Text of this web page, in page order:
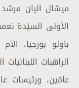
ميشال اليان
الأولى السيّدة
باولو بورجيا،
الراهبات
عامّين، ورئيسات